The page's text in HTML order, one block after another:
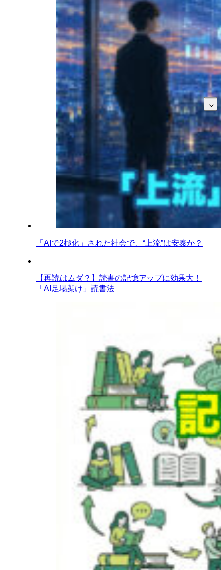
「AIで2極化」された社会で、“上流”は安泰か？
【再読はムダ？】読書の記憶アップに効果大！
「AI足場架け」読書法